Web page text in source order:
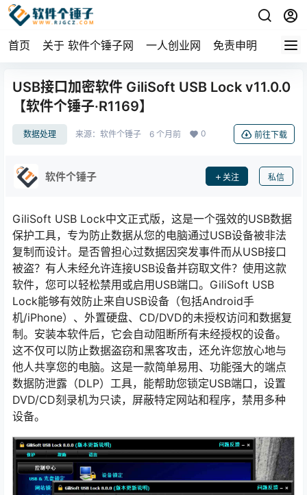
首页 关于 软件个锤子网 一人创业网 免责申明
USB接口加密软件 GiliSoft USB Lock v11.0.0
【软件个锤子·R1169】
数据处理 来源： 软件个锤子 6 个月前 0 前往下载
软件个锤子 关注 私信
GiliSoft USB Lock中文正式版，这是一个强效的USB数据
保护工具，专为防止数据从您的电脑通过USB设备被非法
复制而设计。是否曾担心过数据因突发事件而从USB接口
被盗？有人未经允许连接USB设备并窃取文件？使用这款
软件，您可以轻松禁用或启用USB端口。GiliSoft USB
Lock能够有效防止来自USB设备（包括Android手
机/iPhone）、外置硬盘、CD/DVD的未授权访问和数据复
制。安装本软件后，它会自动阻断所有未经授权的设备。
这不仅可以防止数据盗窃和黑客攻击，还允许您放心地与
他人共享您的电脑。这是一款简单易用、功能强大的端点
数据防泄露（DLP）工具，能帮助您锁定USB端口，设置
DVD/CD刻录机为只读，屏蔽特定网站和程序，禁用多种
设备。